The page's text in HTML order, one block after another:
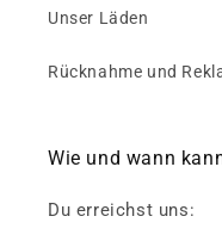
Unser Läden
Rücknahme und
Wie und wann
Du erreichst uns: